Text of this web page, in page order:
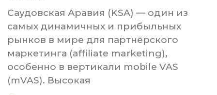
Саудовская Аравия (KSA) — один из
самых динамичных и прибыльных
рынков в мире для партнёрского
маркетинга (affiliate marketing),
особенно в вертикали mobile VAS
(mVAS). Высокая